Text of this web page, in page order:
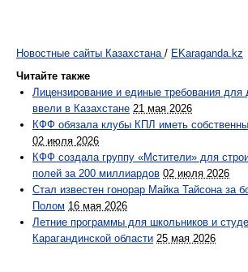
Новостные сайты Казахстана / EKaraganda.kz
Читайте также
Лицензирование и единые требования для
ввели в Казахстане 21 мая 2026
КФФ обязала клубы КПЛ иметь
02 июля 2026
КФФ создала группу «Мстители» для
полей за 200 миллиардов 02 июля 2026
Стал известен гонорар Майка Тайсона за
Полом 16 мая 2026
Летние программы для школьников и
Карагандинской области 25 мая 2026